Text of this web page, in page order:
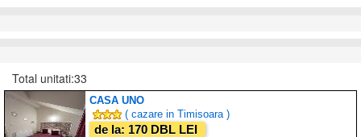
Total unitati:33
CASA UNO
( cazare in Timisoara )
de la: 170 DBL LEI